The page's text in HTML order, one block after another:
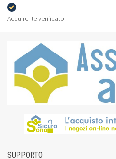
Acquirente verificato
SUPPORTO